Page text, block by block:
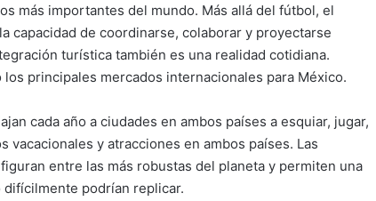
más importantes del mundo. Más allá del fútbol, el
capacidad de coordinarse, colaborar y proyectarse
turística también es una realidad cotidiana.
principales mercados internacionales para México.
cada año a ciudades en ambos países a esquiar, jugar,
y atracciones en ambos países. Las
entre las más robustas del planeta y permiten una
podrían replicar.